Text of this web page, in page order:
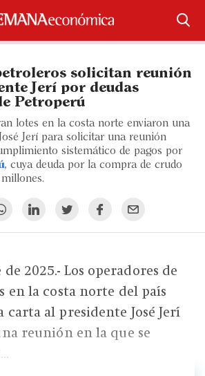
solicitan reunión
Jerí por deudas
Petroperú
lotes en la costa norte enviaron una
Jerí para solicitar una reunión
sistemático de pagos por
, cuya deuda por la compra de crudo
2025.- Los operadores de
en la costa norte del país
al presidente José Jerí
reunión en la que se